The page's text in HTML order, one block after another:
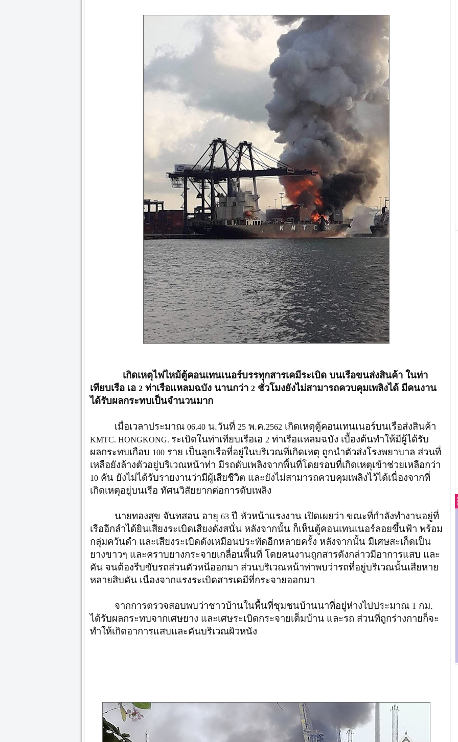
เกิดเหตุไฟไหม้ตู้คอนเทนเนอร์บรรทุกสารเคมีระเบิด บนเรือขนส่งสินค้า ในท่า
เทียบเรือ เอ 2ท่าเรือแหลมฉบัง นานกว่า 2ชั่วโมงยังไม่สามารถควบคุมเพลิงได้ มีคนงาน
ได้รับผลกระทบเป็นจำนวนมาก
เมื่อเวลาประมาณ 06.40น.วันที่ 25พ.ค.2562 เกิดเหตุตู้คอนเทนเนอร์บนเรือส่งสินค้า
KMTC. HONGKONG. ระเบิดในท่าเทียบเรือเอ 2 ท่าเรือแหลมฉบัง เบื้องต้นทำให้มีผู้ได้รับ
ผลกระทบเกือบ 100ราย เป็นลูกเรือที่อยู่ในบริเวณที่เกิดเหตุ ถูกนำตัวส่งโรงพยาบาล ส่วนที่
เหลือยังล้างตัวอยู่บริเวณหน้าท่า มีรถดับเพลิงจากพื้นที่โดยรอบที่เกิดเหตุเข้าช่วยเหลือกว่า
10คัน ยังไม่ได้รับรายงานว่ามีผู้เสียชีวิต และยังไม่สามารถควบคุมเพลิงไว้ได้เนื่องจากที่
เกิดเหตุอยู่บนเรือ ทัศนวิสัยยากต่อการดับเพลิง
นายทองสุข จันทสอน อายุ 63ปี หัวหน้าแรงงาน เปิดเผยว่า ขณะที่กำลังทำงานอยู่ที่
เรืออีกลำได้ยินเสียงระเบิดเสียงดังสนั่น หลังจากนั้น ก็เห็นตู้คอนเทนเนอร์ลอยขึ้นฟ้า พร้อม
กลุ่มควันดำ และเสียงระเบิดดังเหมือนประทัดอีกหลายครั้ง หลังจากนั้น มีเศษสะเก็ดเป็น
ยางขาวๆ และคราบยางกระจายเกลื่อนพื้นที่ โดยคนงานถูกสารดังกล่าวมีอาการแสบ และ
คัน จนต้องรีบขับรถส่วนตัวหนีออกมา ส่วนบริเวณหน้าท่าพบว่ารถที่อยู่บริเวณนั้นเสียหาย
หลายสิบคัน เนื่องจากแรงระเบิดสารเคมีที่กระจายออกมา
จากการตรวจสอบพบว่าชาวบ้านในพื้นที่ชุมชนบ้านนาที่อยู่ห่างไปประมาณ 1 กม.
ได้รับผลกระทบจากเศษยาง และเศษระเบิดกระจายเต็มบ้าน และรถ ส่วนที่ถูกร่างกายก็จะ
ทำให้เกิดอาการแสบและคันบริเวณผิวหนัง